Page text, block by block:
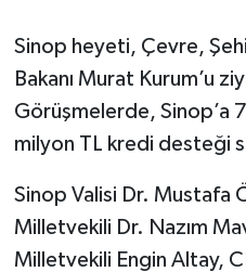
Sinop heyeti, Çevre,
Bakanı Murat Kurum’u
Görüşmelerde, Sinop’a
milyon TL kredi desteği
Sinop Valisi Dr. Mustafa
Milletvekili Dr. Nazım
Milletvekili Engin Altay,